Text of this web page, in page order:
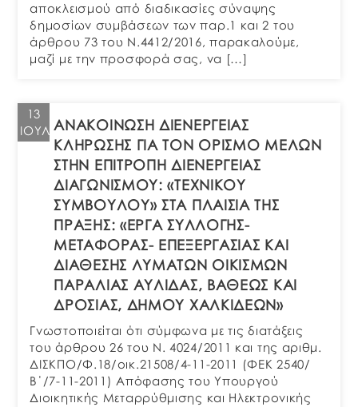
αποκλεισμού από διαδικασίες σύναψης
δημοσίων συμβάσεων των παρ.1 και 2 του
άρθρου 73 του Ν.4412/2016, παρακαλούμε,
μαζί με την προσφορά σας, να […]
13
ΙΟΎΛ ΑΝΑΚΟΙΝΩΣΗ ΔΙΕΝΕΡΓΕΙΑΣ
ΚΛΗΡΩΣΗΣ ΓΙΑ ΤΟΝ ΟΡΙΣΜΟ ΜΕΛΩΝ
ΣΤΗΝ ΕΠΙΤΡΟΠΗ ΔΙΕΝΕΡΓΕΙΑΣ
ΔΙΑΓΩΝΙΣΜΟΥ: «ΤΕΧΝΙΚΟΥ
ΣΥΜΒΟΥΛΟΥ» ΣΤΑ ΠΛΑΙΣΙΑ ΤΗΣ
ΠΡΑΞΗΣ: «ΕΡΓΑ ΣΥΛΛΟΓΗΣ-
ΜΕΤΑΦΟΡΑΣ- ΕΠΕΞΕΡΓΑΣΙΑΣ ΚΑΙ
ΔΙΑΘΕΣΗΣ ΛΥΜΑΤΩΝ ΟΙΚΙΣΜΩΝ
ΠΑΡΑΛΙΑΣ ΑΥΛΙΔΑΣ, ΒΑΘΕΩΣ ΚΑΙ
ΔΡΟΣΙΑΣ, ΔΗΜΟΥ ΧΑΛΚΙΔΕΩΝ»
Γνωστοποιείται ότι σύμφωνα με τις διατάξεις
του άρθρου 26 του Ν. 4024/2011 και της αριθμ.
ΔΙΣΚΠΟ/Φ.18/οικ.21508/4-11-2011 (ΦΕΚ 2540/
Β΄/7-11-2011) Απόφασης του Υπουργού
Διοικητικής Μεταρρύθμισης και Ηλεκτρονικής